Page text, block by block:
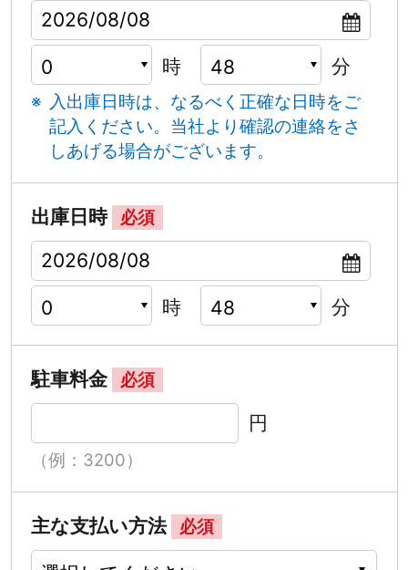
時 分
入出庫日時は、なるべく正確な日時をご
記入ください。 当社より確認の連絡をさ
しあげる場合がございます。
出庫日時 必須
時 分
駐車料金 必須
円
（例：3200）
主な支払い方法 必須